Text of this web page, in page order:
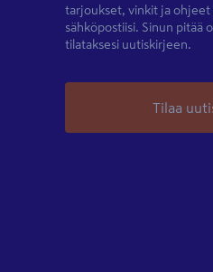
tarjoukset, vinkit ja ohjeet
sähköpostiisi. Sinun pitää
tilataksesi uutiskirjeen.
Tilaa